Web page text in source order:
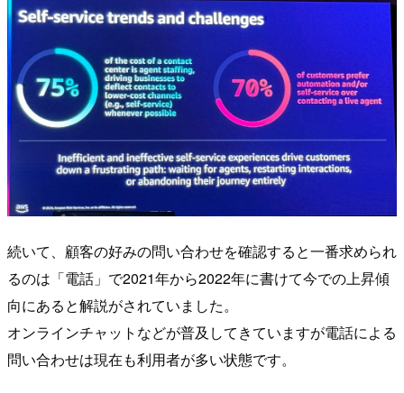
続いて、顧客の好みの問い合わせを確認すると一番求められ
るのは「電話」で2021年から2022年に書けて今での上昇傾
向にあると解説がされていました。
オンラインチャットなどが普及してきていますが電話による
問い合わせは現在も利用者が多い状態です。